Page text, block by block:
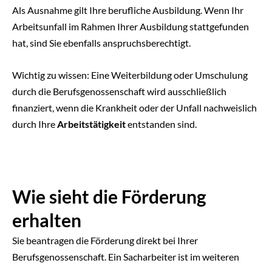
Als Ausnahme gilt Ihre berufliche Ausbildung. Wenn Ihr
Arbeitsunfall im Rahmen Ihrer Ausbildung stattgefunden
hat, sind Sie ebenfalls anspruchsberechtigt.
Wichtig zu wissen: Eine Weiterbildung oder Umschulung
durch die Berufsgenossenschaft wird ausschließlich
finanziert, wenn die Krankheit oder der Unfall nachweislich
durch IhreArbeitstätigkeitentstanden sind.
Wie sieht die Förderung
erhalten
Sie beantragen die Förderung direkt bei Ihrer
Berufsgenossenschaft. Ein Sacharbeiter ist im weiteren